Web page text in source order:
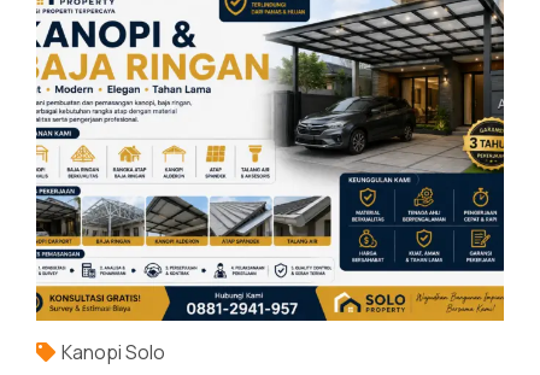
Kanopi Solo